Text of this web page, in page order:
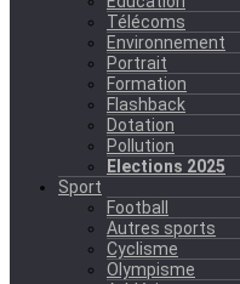
Télécoms
Environnement
Portrait
Formation
Flashback
Dotation
Pollution
Elections 2025
Sport
Football
Autres sports
Cyclisme
Olympisme